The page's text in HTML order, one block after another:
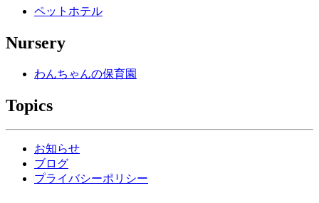
ペットホテル
Nursery
わんちゃんの保育園
Topics
お知らせ
ブログ
プライバシーポリシー